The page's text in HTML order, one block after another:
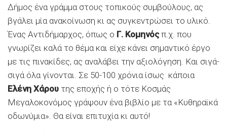
Δήμος ένα γράμμα στους τοπικούς συμβούλους, ας
βγάλει μία ανακοίνωση κι ας συγκεντρώσει το υλικό.
Ένας Αντιδήμαρχος, όπως ο Γ. Κομηνόςπ.χ. που
γνωρίζει καλά το θέμα και είχε κάνει σημαντικό έργο
με τις πινακίδες, ας αναλάβει την αξιολόγηση. Και σιγά-
σιγά όλα γίνονται. Σε 50-100 χρόνια ίσως κάποια
Ελένη Χάρου της εποχής ή ο τότε Κοσμάς
Μεγαλοκονόμος γράψουν ένα βιβλίο με τα «Κυθηραϊκά
οδωνύμια». Θα είναι επιτυχία κι αυτό!